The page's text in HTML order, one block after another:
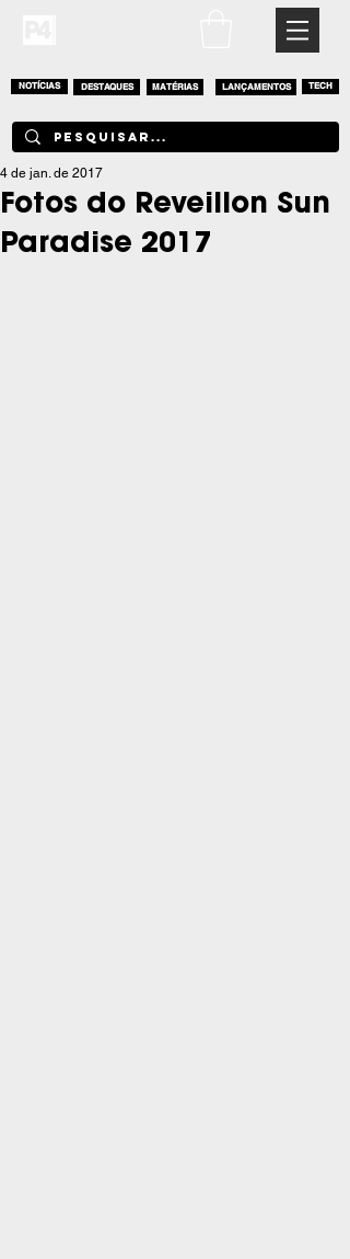
NOTÍCIAS DESTAQUES MATÉRIAS LANÇAMENTOS TECH
Fotos do Reveillon Sun
Paradise 2017
4 de jan. de 2017